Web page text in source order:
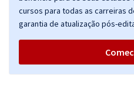
IGP RS - Instituto Geral de
ou 12x de
cursos para todas as carreiras
garantia de atualização pós-